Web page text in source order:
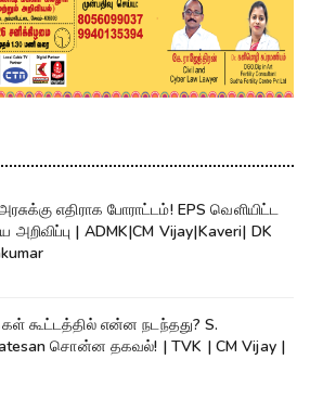
எதிராக போராட்டம்! EPS வெளியிட்ட
அறிவிப்பு | ADMK|CM Vijay|Kaveri| DK
கூட்டத்தில் என்ன நடந்தது? S.
சொன்ன தகவல்! | TVK | CM Vijay |